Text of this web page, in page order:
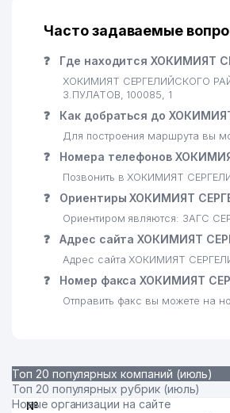
22 ASTERA KIDS ООО
23 COMFORT MEDICAL
MISS ELNORA ЧП
26 UZTEX TASHKENT ООО
МАКСУДОВ Ш.У. ИндП
КАПИТАЛБАНК АКБ
30 ЗАГС СЕРГЕЛИЙСКОГО
33 TEN ANDREY GROUP ЧП
34 DOVON ООО
Часто задаваемые
❓ Где находится ХОКИМИЯТ
ХОКИМИЯТ СЕРГЕЛИЙСКОГО
З.ПУЛАТОВ, 100085, 1
❓ Как добраться до
Для построения маршрута вы
❓ Номера телефонов
Позвонить в ХОКИМИЯТ
❓ Ориентиры ХОКИМИЯТ
Ориентиром являются: ЗАГС
❓ Адрес сайта ХОКИМИЯТ
Адрес сайта ХОКИМИЯТ
❓ Номер факса ХОКИМИЯТ
Отправить факс вы можете на
Топ 20 популярных компаний (июль)
Топ 20 популярных рубрик (июль)
Новые организации на сайте
№